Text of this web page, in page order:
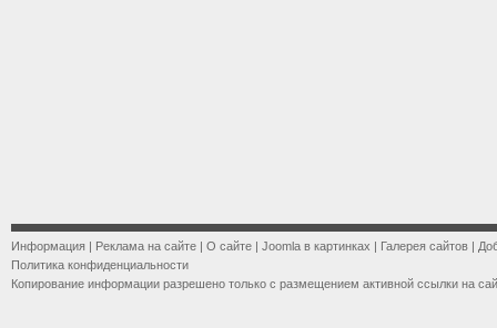
Информация | Реклама на сайте | О сайте | Joomla в картинках | Галерея сайтов |
Политика конфиденциальности
Копирование информации разрешено только с размещением активной ссылки на